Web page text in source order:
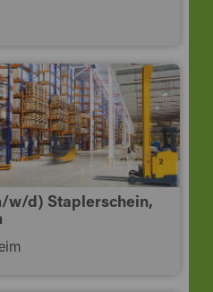
w/d) Staplerschein,